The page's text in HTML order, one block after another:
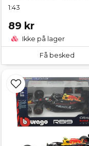
1:43
89 kr
Ikke på lager
Få besked